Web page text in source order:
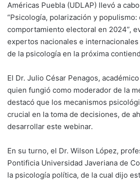
Américas Puebla (UDLAP) llevó a
“Psicología, polarización y
comportamiento electoral en 2024”,
expertos nacionales e
de la psicología en la próxima
El Dr. Julio César Penagos,
quien fungió como moderador de la
destacó que los mecanismos
crucial en la toma de decisiones, de
desarrollar este webinar.
En su turno, el Dr. Wilson López,
Pontificia Universidad Javeriana de
la psicología política, de la cual dijo